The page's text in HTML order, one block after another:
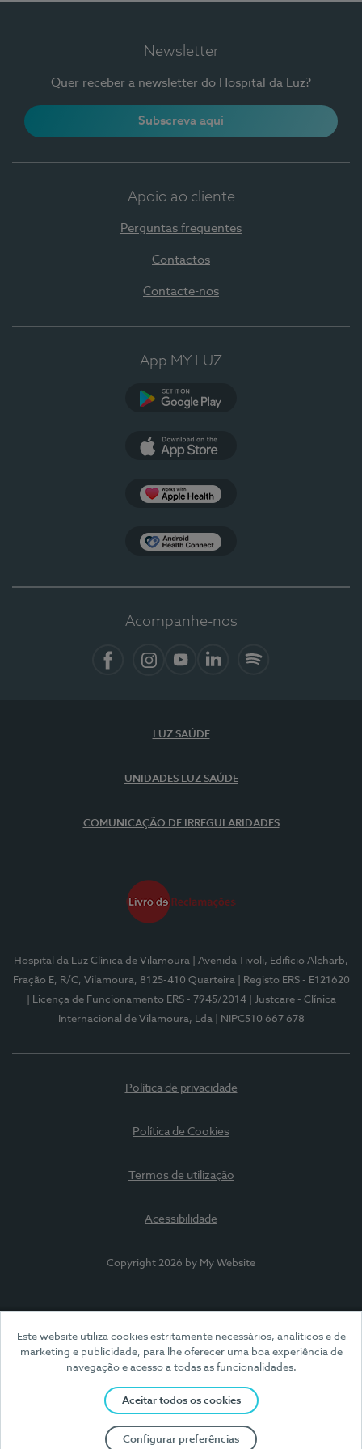
Este website utiliza cookies estritamente necessários, analíticos e de
marketing e publicidade, para lhe oferecer uma boa experiência de
navegação e acesso a todas as funcionalidades.
Aceitar todos os cookies
Configurar preferências
Newsletter
Quer receber a newsletter do Hospital da Luz?
Subscreva aqui
Apoio ao cliente
Perguntas frequentes
Contactos
Contacte-nos
App MY LUZ
Acompanhe-nos
LUZ SAÚDE
UNIDADES LUZ SAÚDE
COMUNICAÇÃO DE IRREGULARIDADES
Hospital da Luz Clínica de Vilamoura
| Avenida Tivoli, Edifício Alcharb,
Fração E, R/C, Vilamoura, 8125-410 Quarteira
| Registo ERS - E121620
| Licença de Funcionamento ERS - 7945/2014
| Justcare - Clínica
Internacional de Vilamoura, Lda
| NIPC510 667 678
Política de privacidade
Política de Cookies
Termos de utilização
Acessibilidade
Copyright 2026 by My Website